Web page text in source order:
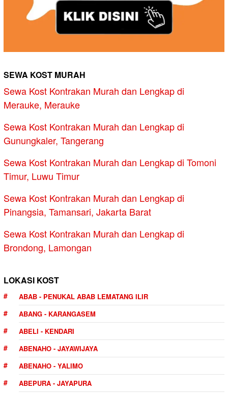
SEWA KOST MURAH
Sewa Kost Kontrakan Murah dan Lengkap di
Merauke, Merauke
Sewa Kost Kontrakan Murah dan Lengkap di
Gunungkaler, Tangerang
Sewa Kost Kontrakan Murah dan Lengkap di Tomoni
Timur, Luwu Timur
Sewa Kost Kontrakan Murah dan Lengkap di
Pinangsia, Tamansari, Jakarta Barat
Sewa Kost Kontrakan Murah dan Lengkap di
Brondong, Lamongan
LOKASI KOST
ABAB - PENUKAL ABAB LEMATANG ILIR
ABANG - KARANGASEM
ABELI - KENDARI
ABENAHO - JAYAWIJAYA
ABENAHO - YALIMO
ABEPURA - JAYAPURA